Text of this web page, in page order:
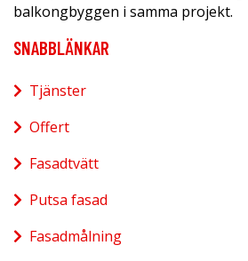
balkongbyggen i samma projekt.
SNABBLÄNKAR
Tjänster
Offert
Fasadtvätt
Putsa fasad
Fasadmålning